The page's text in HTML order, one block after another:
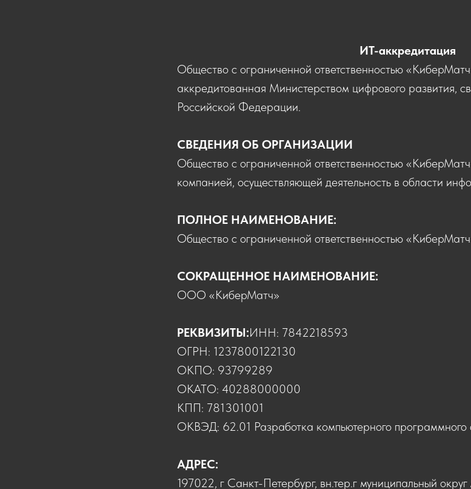
ИТ-аккредитация
Общество с ограниченной ответственностью
аккредитованная Министерством цифрового развития,
Российской Федерации.
СВЕДЕНИЯ ОБ ОРГАНИЗАЦИИ
Общество с ограниченной ответственностью
компанией, осуществляющей деятельность в области
ПОЛНОЕ НАИМЕНОВАНИЕ:
Общество с ограниченной ответственностью
СОКРАЩЕННОЕ НАИМЕНОВАНИЕ:
ООО «КиберМатч»
РЕКВИЗИТЫ:ИНН: 7842218593
ОГРН: 1237800122130
ОКПО: 93799289
ОКАТО: 40288000000
КПП: 781301001
ОКВЭД: 62.01 Разработка компьютерного программного
АДРЕС:
197022, г Санкт-Петербург, вн.тер.г муниципальный